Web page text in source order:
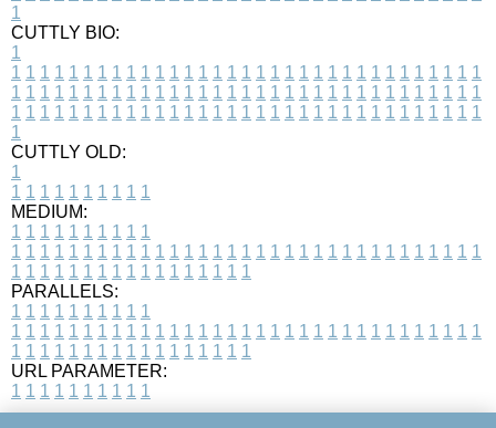
1
CUTTLY BIO:
1
1 1 1 1 1 1 1 1 1 1 1 1 1 1 1 1 1 1 1 1 1 1 1 1 1 1 1 1 1 1 1 1 1
1 1 1 1 1 1 1 1 1 1 1 1 1 1 1 1 1 1 1 1 1 1 1 1 1 1 1 1 1 1 1 1 1
1 1 1 1 1 1 1 1 1 1 1 1 1 1 1 1 1 1 1 1 1 1 1 1 1 1 1 1 1 1 1 1 1
1
CUTTLY OLD:
1
1 1 1 1 1 1 1 1 1 1
MEDIUM:
1 1 1 1 1 1 1 1 1 1
1 1 1 1 1 1 1 1 1 1 1 1 1 1 1 1 1 1 1 1 1 1 1 1 1 1 1 1 1 1 1 1 1
1 1 1 1 1 1 1 1 1 1 1 1 1 1 1 1 1
PARALLELS:
1 1 1 1 1 1 1 1 1 1
1 1 1 1 1 1 1 1 1 1 1 1 1 1 1 1 1 1 1 1 1 1 1 1 1 1 1 1 1 1 1 1 1
1 1 1 1 1 1 1 1 1 1 1 1 1 1 1 1 1
URL PARAMETER:
1 1 1 1 1 1 1 1 1 1